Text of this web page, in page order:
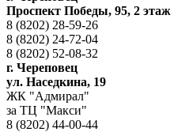
Проспект Победы, 95, 2 этаж
8 (8202) 28-59-26
8 (8202) 24-72-04
8 (8202) 52-08-32
г. Череповец
ул. Наседкина, 19
ЖК "Адмирал"
за ТЦ "Макси"
8 (8202) 44-00-44